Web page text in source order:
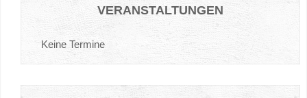
VERANSTALTUNGEN
Keine Termine